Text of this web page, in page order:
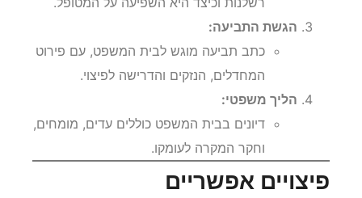
הגשת התביעה:
כתב תביעה מוגש לבית המשפט, עם פירוט
המחדלים, הנזקים והדרישה לפיצוי.
הליך משפטי:
דיונים בבית המשפט כוללים עדים, מומחים,
וחקר המקרה לעומקו.
פיצויים אפשריים